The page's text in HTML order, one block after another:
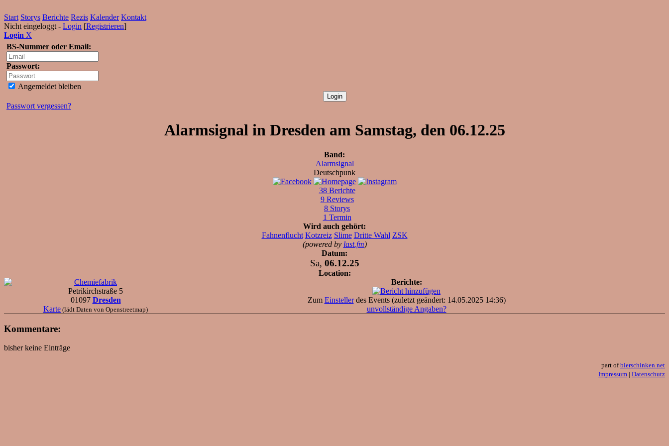
Start Storys Berichte Rezis Kalender Kontakt
Nicht eingeloggt - Login [Registrieren]
Login X
BS-Nummer oder Email:
Passwort:
Angemeldet bleiben
Passwort vergessen?
Alarmsignal in Dresden am Samstag, den 06.12.25
Band:
Alarmsignal
Deutschpunk
38 Berichte
9 Reviews
8 Storys
1 Termin
Wird auch gehört:
Fahnenflucht Kotzreiz Slime Dritte Wahl ZSK
(powered by last.fm)
Datum:
Sa, 06.12.25
Location:
Chemiefabrik
Petrikirchstraße 5
01097 Dresden
Karte (lädt Daten von Openstreetmap)
Berichte:
Zum Einstellerdes Events (zuletzt geändert: 14.05.2025 14:36)
unvollständige Angaben?
Kommentare:
bisher keine Einträge
part ofbierschinken.net
Impressum | Datenschutz